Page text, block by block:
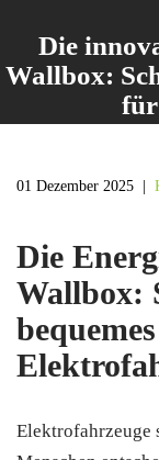
Die
Wallbox:
01 Dezember 2025
Die
Wallbox:
Elektrofahrzeuge